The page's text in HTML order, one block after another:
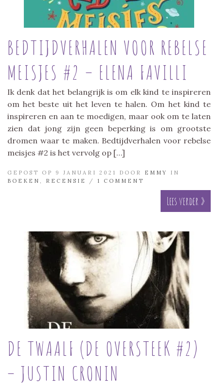
BEDTIJDVERHALEN VOOR REBELSE
MEISJES #2 – ELENA FAVILLI
Ik denk dat het belangrijk is om elk kind te inspireren
om het beste uit het leven te halen. Om het kind te
inspireren en aan te moedigen, maar ook om te laten
zien dat jong zijn geen beperking is om grootste
dromen waar te maken. Bedtijdverhalen voor rebelse
meisjes #2 is het vervolg op […]
GEPOST OP 9 JANUARI 2021 DOOR EMMY
IN
BOEKEN
RECENSIE / 1 COMMENT
Lees verder »
DE TWAALF (DE OVERSTEEK #2)
– JUSTIN CRONIN